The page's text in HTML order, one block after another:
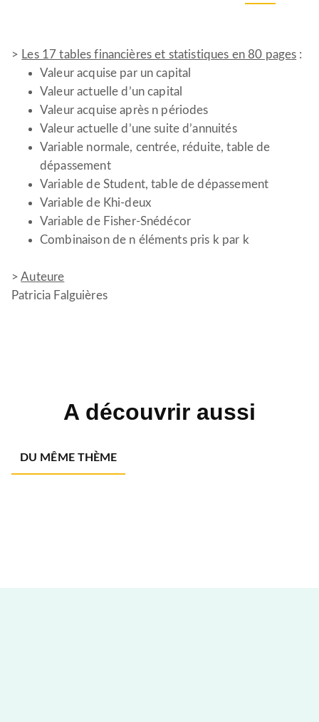
> Les 17 tables financières et statistiques en 80 pages :
Valeur acquise par un capital
Valeur actuelle d’un capital
Valeur acquise après n périodes
Valeur actuelle d’une suite d’annuités
Variable normale, centrée, réduite, table de
dépassement
Variable de Student, table de dépassement
Variable de Khi-deux
Variable de Fisher-Snédécor
Combinaison de n éléments pris k par k
>Auteure
Patricia Falguières
A découvrir aussi
DU MÊME THÈME